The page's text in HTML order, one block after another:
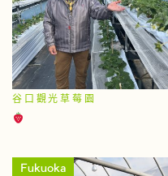
谷口觀光草莓園
Fukuoka